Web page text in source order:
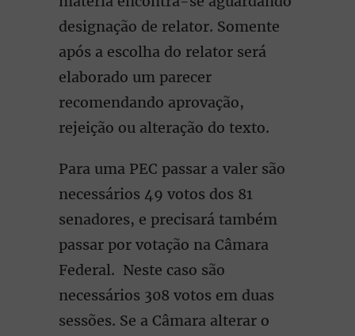
designação de relator. Somente
após a escolha do relator será
elaborado um parecer
recomendando aprovação,
rejeição ou alteração do texto.
Para uma PEC passar a valer são
necessários 49 votos dos 81
senadores, e precisará também
passar por votação na Câmara
Federal. Neste caso são
necessários 308 votos em duas
sessões. Se a Câmara alterar o